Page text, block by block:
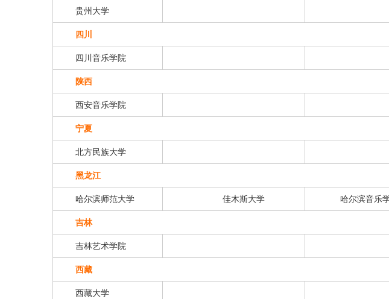
贵州大学
四川
四川音乐学院
陕西
西安音乐学院
宁夏
北方民族大学
黑龙江
哈尔滨师范大学 佳木斯大学 哈尔滨音乐
吉林
吉林艺术学院
西藏
西藏大学